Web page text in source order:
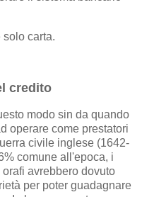
solo carta.
credito
modo sin da quando
operare come prestatori
civile inglese (1642-
comune all'epoca, i
avrebbero dovuto
per poter guadagnare